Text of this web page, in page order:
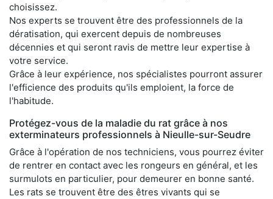
choisissez.
Nos experts se trouvent être des professionnels de la
dératisation, qui exercent depuis de nombreuses
décennies et qui seront ravis de mettre leur expertise à
votre service.
Grâce à leur expérience, nos spécialistes pourront assurer
l'efficience des produits qu'ils emploient, la force de
l'habitude.
Protégez-vous de la maladie du rat grâce à nos
exterminateurs professionnels à Nieulle-sur-Seudre
Grâce à l'opération de nos techniciens, vous pourrez éviter
de rentrer en contact avec les rongeurs en général, et les
surmulots en particulier, pour demeurer en bonne santé.
Les rats se trouvent être des êtres vivants qui se